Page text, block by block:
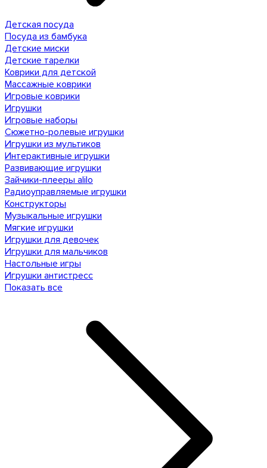
Детская посуда
Посуда из бамбука
Детские миски
Детские тарелки
Коврики для детской
Массажные коврики
Игровые коврики
Игрушки
Игровые наборы
Сюжетно-ролевые игрушки
Игрушки из мультиков
Интерактивные игрушки
Развивающие игрушки
Зайчики-плееры alilo
Радиоуправляемые игрушки
Конструкторы
Музыкальные игрушки
Мягкие игрушки
Игрушки для девочек
Игрушки для мальчиков
Настольные игры
Игрушки антистресс
Показать все